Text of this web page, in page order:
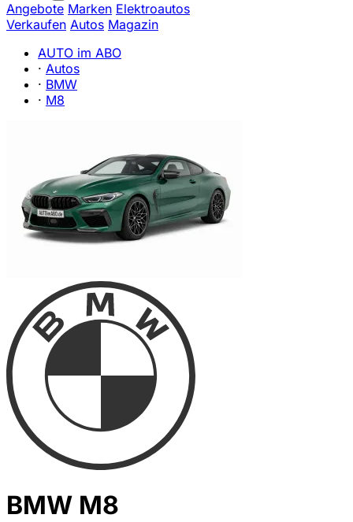
Angebote Marken Elektroautos
Verkaufen Autos Magazin
AUTO im ABO
· Autos
· BMW
· M8
BMW M8